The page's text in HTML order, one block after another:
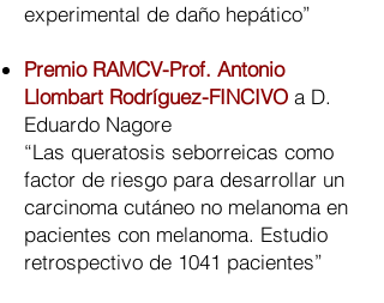
experimental de daño hepático”​
Premio RAMCV-Prof. Antonio
Llombart Rodríguez-FINCIVO a D.
Eduardo Nagore
“Las queratosis seborreicas como
factor de riesgo para desarrollar un
carcinoma cutáneo no melanoma en
pacientes con melanoma. Estudio
retrospectivo de 1041 pacientes”